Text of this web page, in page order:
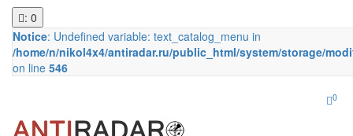
: 0
Notice: Undefined variable: text_catalog_menu in
/home/n/nikol4x4/antiradar.ru/public_html/system/storage/
on line 546
0